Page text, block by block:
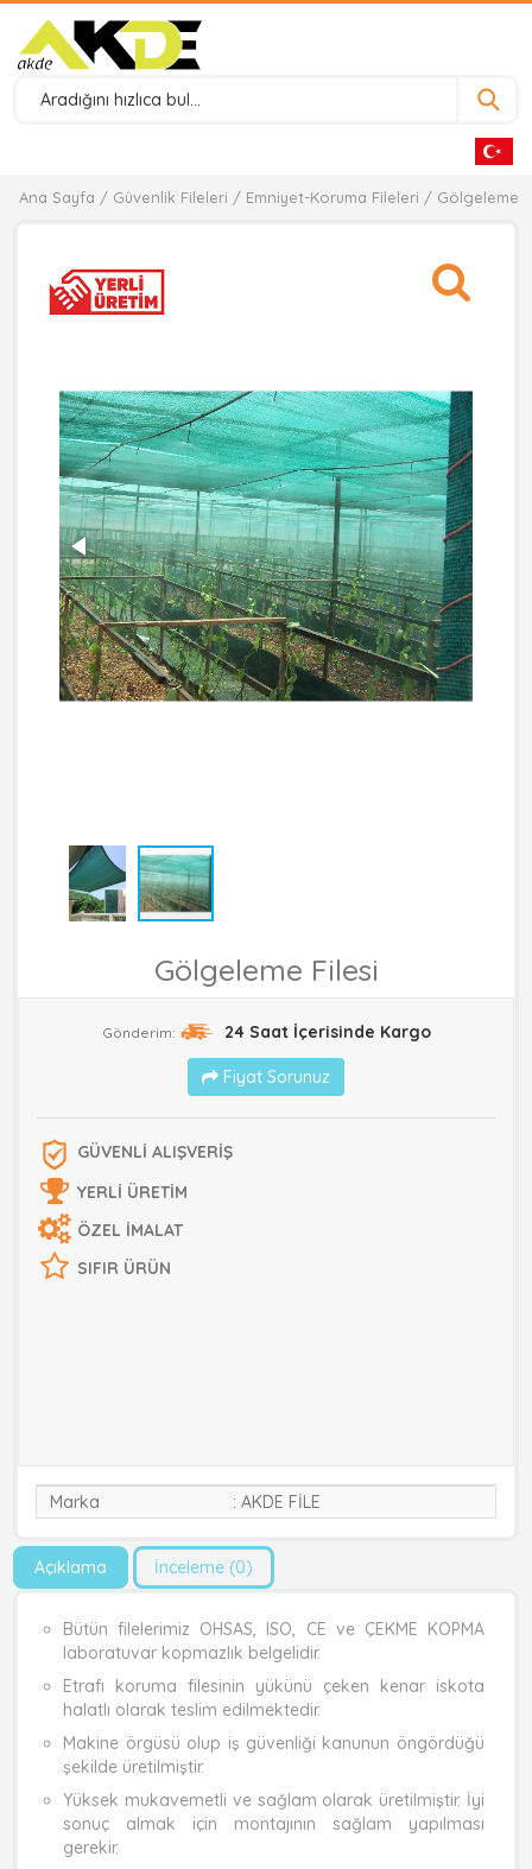
Ana Sayfa / Güvenlik Fileleri / Emniyet-Koruma Fileleri / Gölgeleme
Gölgeleme Filesi
Gönderim: 24 Saat İçerisinde Kargo
Fiyat Sorunuz
GÜVENLİ ALIŞVERİŞ
YERLİ ÜRETİM
ÖZEL İMALAT
SIFIR ÜRÜN
Marka AKDE FİLE
Açıklama İnceleme (0)
Bütün filelerimiz OHSAS, ISO, CE ve ÇEKME KOPMA
laboratuvar kopmazlık belgelidir.
Etrafı koruma filesinin yükünü çeken kenar iskota
halatlı olarak teslim edilmektedir.
Makine örgüsü olup iş güvenliği kanunun öngördüğü
şekilde üretilmiştir.
Yüksek mukavemetli ve sağlam olarak üretilmiştir. İyi
sonuç almak için montajının sağlam yapılması
gerekir.